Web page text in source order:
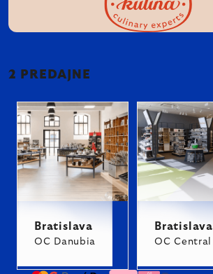
2 PREDAJNE
Bratislava
OC Danubia
Bratislava
OC Central